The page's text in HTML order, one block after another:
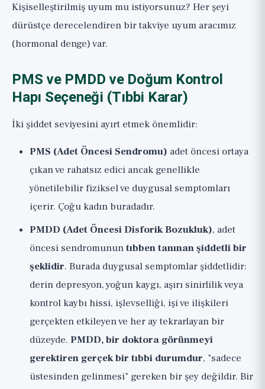
Kişiselleştirilmiş uyum mu istiyorsunuz? Her şeyi
dürüstçe derecelendiren birtakviye uyum aracımız
(hormonal denge)var.
PMS ve PMDD ve Doğum Kontrol
Hapı Seçeneği (Tıbbi Karar)
İki şiddet seviyesini ayırt etmek önemlidir:
PMS (Adet Öncesi Sendromu) adet öncesi ortaya
çıkan ve rahatsız edici ancak genellikle
yönetilebilir fiziksel ve duygusal semptomları
içerir. Çoğu kadın buradadır.
PMDD (Adet Öncesi Disforik Bozukluk), adet
öncesi sendromununtıbben tanınan şiddetli bir
şeklidir. Burada duygusal semptomlar şiddetlidir:
derin depresyon, yoğun kaygı, aşırı sinirlilik veya
kontrol kaybı hissi, işlevselliği, işi ve ilişkileri
gerçekten etkileyen ve her ay tekrarlayan bir
düzeyde. PMDD, bir doktora görünmeyi
gerektiren gerçek bir tıbbi durumdur, "sadece
üstesinden gelinmesi" gereken bir şey değildir. Bir